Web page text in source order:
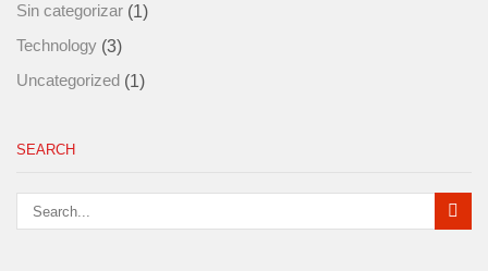
Sin categorizar (1)
Technology (3)
Uncategorized (1)
SEARCH